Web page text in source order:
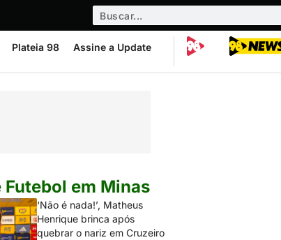
Plateia 98 Assine a Update
Futebol em Minas
‘Não é nada!’, Matheus
Henrique brinca após
quebrar o nariz em Cruzeiro